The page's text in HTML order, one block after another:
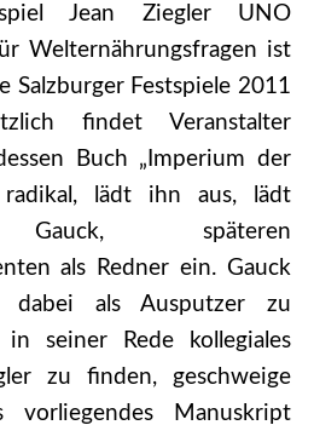
Jean Ziegler UNO
Welternährungsfragen ist
Salzburger Festspiele 2011
findet Veranstalter
Buch „Imperium der
radikal, lädt ihn aus, lädt
Gauck, späteren
als Redner ein. Gauck
dabei als Ausputzer zu
seiner Rede kollegiales
zu finden, geschweige
vorliegendes Manuskript